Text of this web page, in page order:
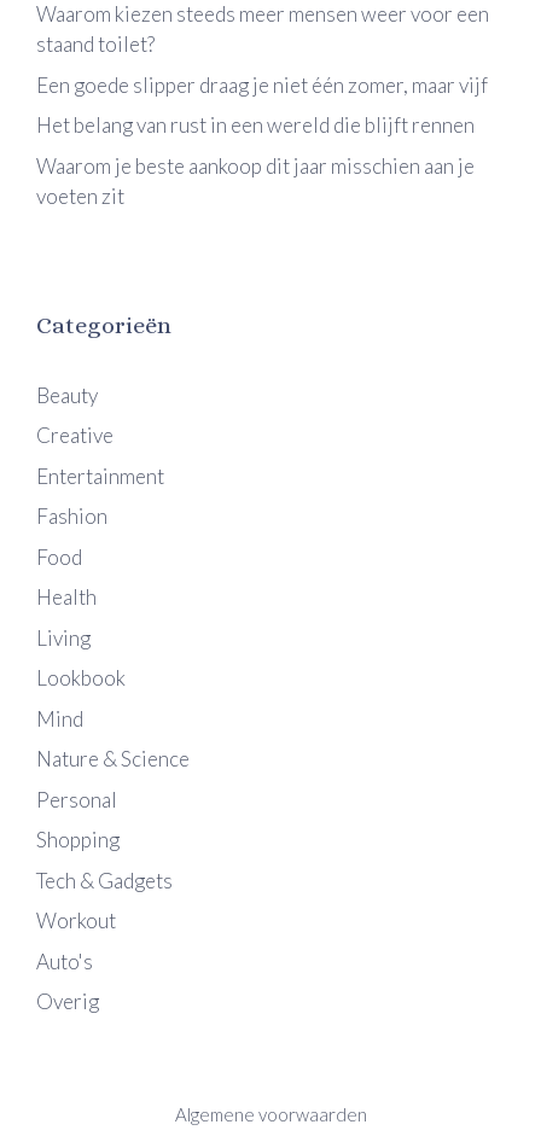
Waarom kiezen steeds meer mensen weer voor een
staand toilet?
Een goede slipper draag je niet één zomer, maar vijf
Het belang van rust in een wereld die blijft rennen
Waarom je beste aankoop dit jaar misschien aan je
voeten zit
Categorieën
Beauty
Creative
Entertainment
Fashion
Food
Health
Living
Lookbook
Mind
Nature & Science
Personal
Shopping
Tech & Gadgets
Workout
Auto's
Overig
Algemene voorwaarden